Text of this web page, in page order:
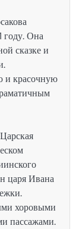
году. Она
сказке и
и красочную
царя Ивана
хоровыми
пассажами.